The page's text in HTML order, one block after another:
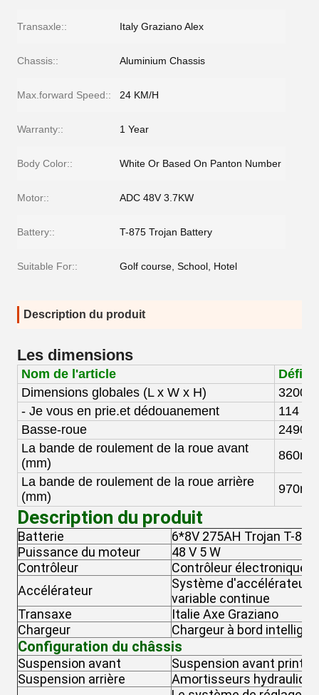
Transaxle:: Italy Graziano Alex
Chassis:: Aluminium Chassis
Max.forward Speed:: 24 KM/H
Warranty:: 1 Year
Body Color:: White Or Based On Panton Number
Motor:: ADC 48V 3.7KW
Battery:: T-875 Trojan Battery
Suitable For:: Golf course, School, Hotel
Description du produit
Les dimensions
Nom de l'article
Dimensions globales (L x W x H) 3200
- Je vous en prie.et dédouanement
114
Basse-roue
2490
La bande de roulement de la roue avant
(mm)
860
La bande de roulement de la roue arrière
(mm)
970
Description du produit
Batterie
6*8V 275AH Trojan T-875
Puissance du moteur
48 V 5 W
Contrôleur
Contrôleur électronique
Accélérateur
Système d'accélérateur
variable continue
Transaxe
Italie Axe Graziano
Chargeur
Chargeur à bord
Configuration du châssis
Suspension avant
Suspension avant
Suspension arrière
Amortisseurs